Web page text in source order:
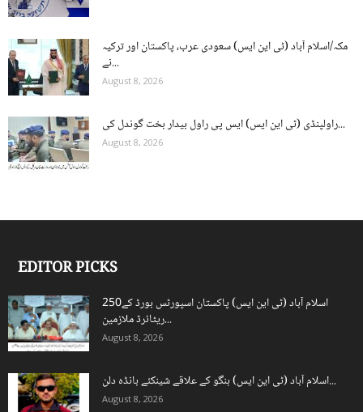
مکہ/اسلام آباد (ٹی این ایس) سعودی عرب، پاکستان اور ترکیہ
نے...
August 8, 2026
راولپنڈی (ٹی این ایس) ایس پی راول بیدار بخت گوندل کی...
August 8, 2026
EDITOR PICKS
اسلام آباد (ٹی این ایس) پاکستان اسپورٹس بورڈ کے250
ریٹائرڈ ملازمین...
August 8, 2026
اسلام آباد (ٹی این ایس) ہنگو کے علاقے شینکئے بانڈہ دلن...
August 8, 2026